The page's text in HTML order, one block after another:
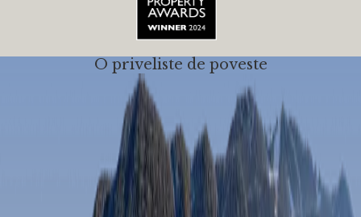
O priveliste de poveste